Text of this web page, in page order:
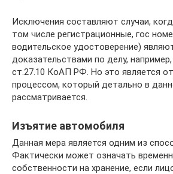
Исключения составляют случаи,
том числе регистрационные, гос
водительское удостоверение)
доказательствами по делу,
ст.27.10 КоАП РФ. Но это является
процессом, который детально в
рассматривается.
Изъятие автомобиля
Данная мера является одним из
Фактически может означать
собственности на хранение, если